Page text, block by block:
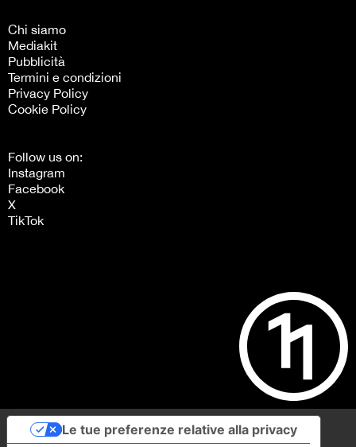
Chi siamo
Mediakit
Pubblicità
Termini e condizioni
Privacy Policy
Cookie Policy
Follow us on:
Instagram
Facebook
X
TikTok
Le tue preferenze relative alla privacy